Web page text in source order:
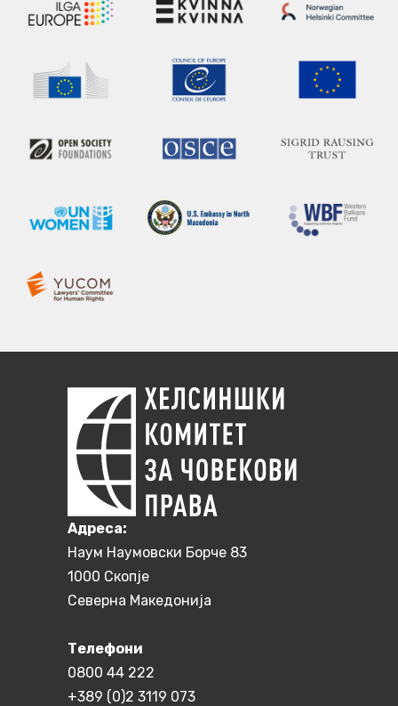
Aдреса:
Наум Наумовски Борче 83
1000 Скопје
Северна Македонија
Телефони
0800 44 222
+389 (0)2 3119 073